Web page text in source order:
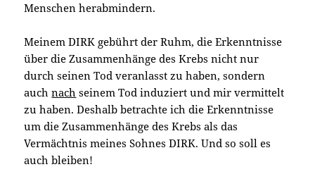
Menschen herabmindern.
Meinem DIRK gebührt der Ruhm, die Erkenntnisse
über die Zusammenhänge des Krebs nicht nur
durch seinen Tod veranlasst zu haben, sondern
auchnach seinem Tod induziert und mir vermittelt
zu haben. Deshalb betrachte ich die Erkenntnisse
um die Zusammenhänge des Krebs als das
Vermächtnis meines Sohnes DIRK. Und so soll es
auch bleiben!